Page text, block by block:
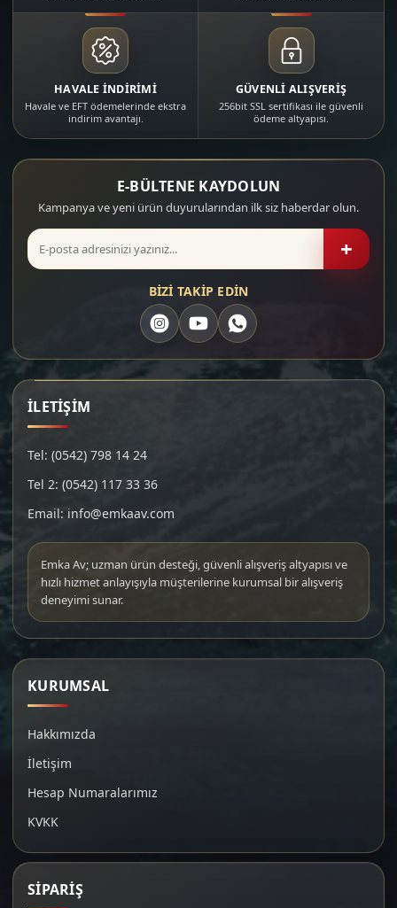
HAVALE İNDİRİMİ
Havale ve EFT ödemelerinde ekstra
indirim avantajı.
GÜVENLİ ALIŞVERİŞ
256bit SSL sertifikası ile güvenli
ödeme altyapısı.
E-BÜLTENE KAYDOLUN
Kampanya ve yeni ürün duyurularından ilk siz haberdar olun.
+
BİZİ TAKİP EDİN
İLETİŞİM
Tel: (0542) 798 14 24
Tel 2: (0542) 117 33 36
Email: info@emkaav.com
Emka Av; uzman ürün desteği, güvenli alışveriş altyapısı ve
hızlı hizmet anlayışıyla müşterilerine kurumsal bir alışveriş
deneyimi sunar.
KURUMSAL
Hakkımızda
İletişim
Hesap Numaralarımız
KVKK
SİPARİŞ